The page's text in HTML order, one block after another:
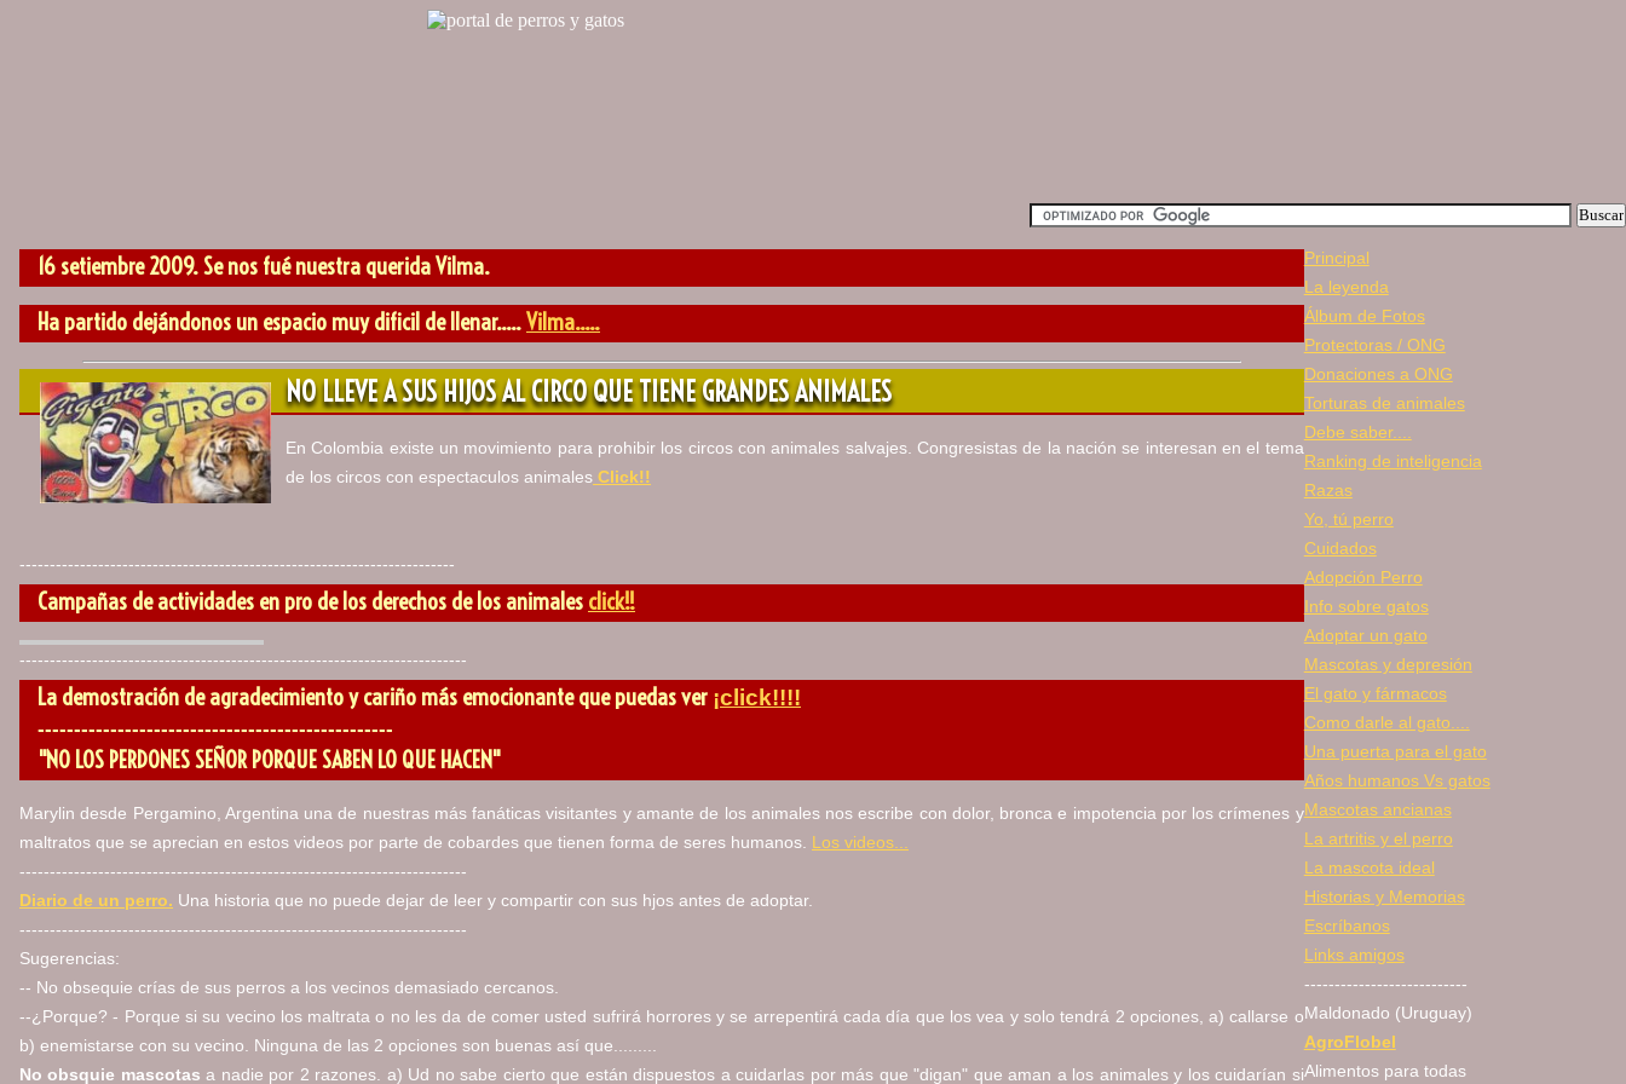
16 setiembre 2009. Se nos fué nuestra querida Vilma.
Ha partido dejándonos un espacio muy dificil de llenar.....Vilma.....
NO LLEVE A SUS HIJOS AL CIRCO QUE TIENE GRANDES ANIMALES
En Colombia existe un movimiento para prohibir los circos con animales salvajes. Congresistas de la nación se interesan en el tema
de los circos con espectaculos animales Click!!
------------------------------------------------------------------------
Campañas de actividades en pro de los derechos de los animales click!!
--------------------------------------------------------------------------
La demostración de agradecimiento y cariño más emocionante que puedas ver ¡click!!!!
-------------------------------------------------
"NO LOS PERDONES SEÑOR PORQUE SABEN LO QUE HACEN"
Marylin desde Pergamino, Argentina una de nuestras más fanáticas visitantes y amante de los animales nos escribe con dolor, bronca e impotencia por los crímenes y
maltratos que se aprecian en estos videos por parte de cobardes que tienen forma de seres humanos. Los videos...
--------------------------------------------------------------------------
Diario de un perro. Una historia que no puede dejar de leer y compartir con sus hjos antes de adoptar.
--------------------------------------------------------------------------
Sugerencias:
-- No obsequie crías de sus perros a los vecinos demasiado cercanos.
--¿Porque? - Porque si su vecino los maltrata o no les da de comer usted sufrirá horrores y se arrepentirá cada día que los vea y solo tendrá 2 opciones, a) callarse o
b) enemistarse con su vecino. Ninguna de las 2 opciones son buenas así que.........
No obsquie mascotas a nadie por 2 razones. a) Ud no sabe cierto que están dispuestos a cuidarlas por más que "digan" que aman a los animales y los cuidarían si
Principal
La leyenda
Álbum de Fotos
Protectoras / ONG
Donaciones a ONG
Torturas de animales
Debe saber....
Ranking de inteligencia
Razas
Yo, tú perro
Cuidados
Adopción Perro
Info sobre gatos
Adoptar un gato
Mascotas y depresión
El gato y fármacos
Como darle al gato....
Una puerta para el gato
Años humanos Vs gatos
Mascotas ancianas
La artritis y el perro
La mascota ideal
Historias y Memorias
Escríbanos
Links amigos
---------------------------
Maldonado (Uruguay)
AgroFlobel
Alimentos para todas